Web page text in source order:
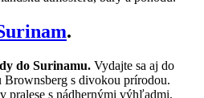
.
do Surinamu. Vydajte sa aj do
Brownsberg s divokou prírodou.
pralese s nádhernými výhľadmi.